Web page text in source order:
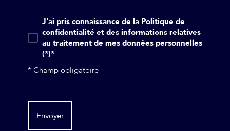
J'ai pris connaissance de la Politique de
confidentialité et des informations relatives
au traitement de mes données personnelles
(*)*
* Champ obligatoire
Envoyer